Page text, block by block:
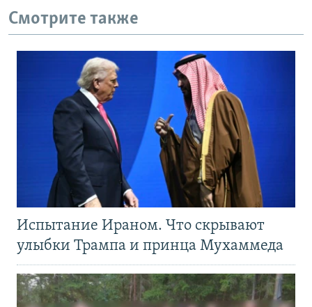
Смотрите также
Испытание Ираном. Что скрывают
улыбки Трампа и принца Мухаммеда